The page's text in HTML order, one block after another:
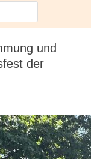
und
der